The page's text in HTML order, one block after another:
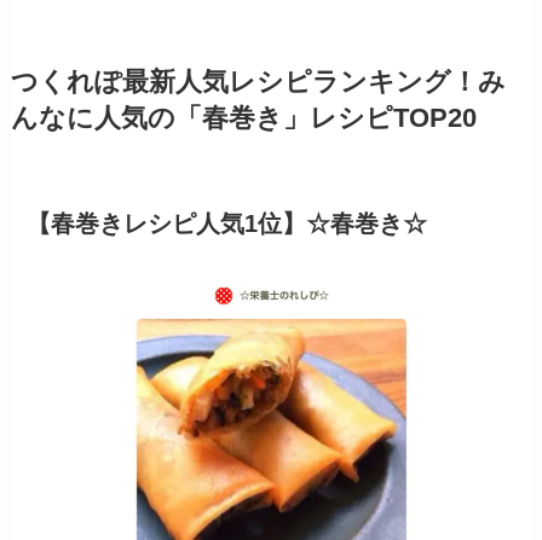
つくれぽ最新人気レシピランキング！み
んなに人気の「春巻き」レシピTOP20
【春巻きレシピ人気1位】☆春巻き☆